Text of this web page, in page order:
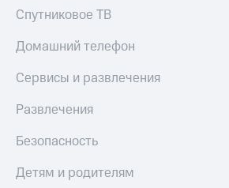
Спутниковое ТВ
Домашний телефон
Сервисы и развлечения
Развлечения
Безопасность
Детям и родителям